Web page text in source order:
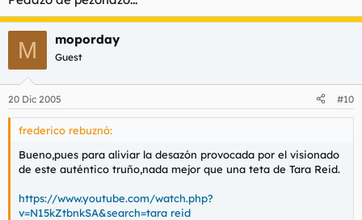
M moporday
Guest
20 Dic 2005 #10
frederico rebuznó:
Bueno,pues para aliviar la desazón provocada por el visionado
de este auténtico truño,nada mejor que una teta de Tara Reid.
https://www.youtube.com/watch.php?
v=N15kZtbnkSA&search=tara reid